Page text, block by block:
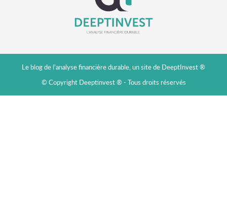
Le blog de l'analyse financière durable, un site de DeeptInvest ®
© Copyright Deeptinvest ® - Tous droits réservés